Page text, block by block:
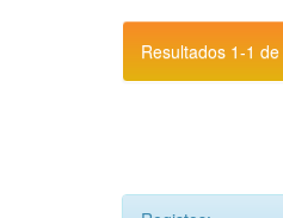
Resultados 1-1 de